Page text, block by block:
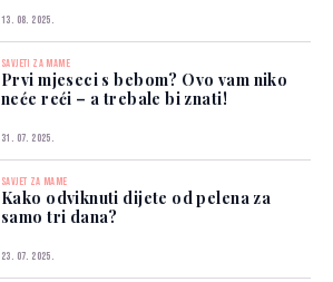
13. 08. 2025.
SAVJETI ZA MAME
Prvi mjeseci s bebom? Ovo vam niko
neće reći – a trebale bi znati!
31. 07. 2025.
SAVJET ZA MAME
Kako odviknuti dijete od pelena za
samo tri dana?
23. 07. 2025.